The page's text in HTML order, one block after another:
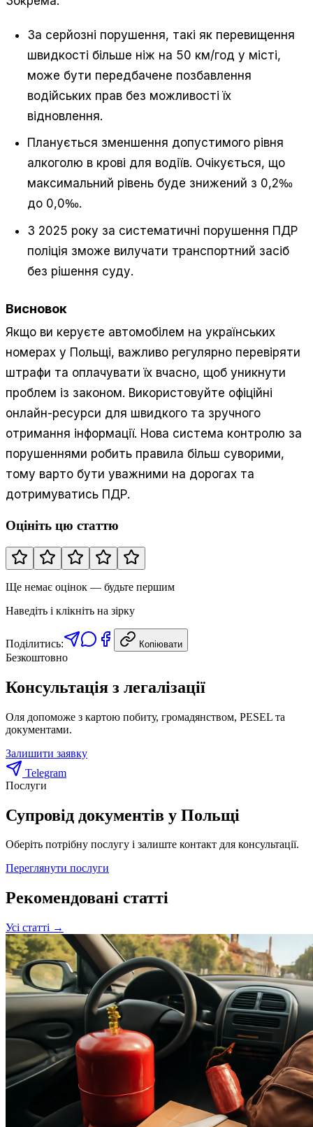
За серйозні порушення, такі як перевищення
швидкості більше ніж на 50 км/год у місті,
може бути передбачене позбавлення
водійських прав без можливості їх
відновлення.
Планується зменшення допустимого рівня
алкоголю в крові для водіїв. Очікується, що
максимальний рівень буде знижений з 0,2‰
до 0,0‰.
З 2025 року за систематичні порушення ПДР
поліція зможе вилучати транспортний засіб
без рішення суду.
Висновок
Якщо ви керуєте автомобілем на українських
номерах у Польщі, важливо регулярно перевіряти
штрафи та оплачувати їх вчасно, щоб уникнути
проблем із законом. Використовуйте офіційні
онлайн-ресурси для швидкого та зручного
отримання інформації. Нова система контролю за
порушеннями робить правила більш суворими,
тому варто бути уважними на дорогах та
дотримуватись ПДР.
Оцініть цю статтю
Ще немає оцінок — будьте першим
Наведіть і клікніть на зірку
Поділитись: Копіювати
Безкоштовно
Консультація з легалізації
Оля допоможе з картою побиту, громадянством, PESEL та
документами.
Залишити заявку
Telegram
Послуги
Супровід документів у Польщі
Оберіть потрібну послугу і залиште контакт для консультації.
Переглянути послуги
Рекомендовані статті
Усі статті →